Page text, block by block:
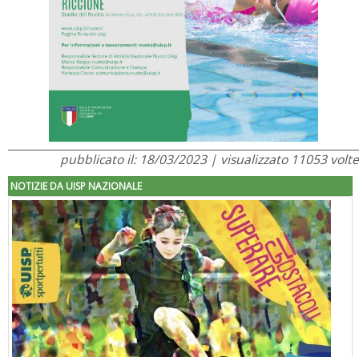
pubblicato il: 18/03/2023 | visualizzato 11053 volte
NOTIZIE DA UISP NAZIONALE